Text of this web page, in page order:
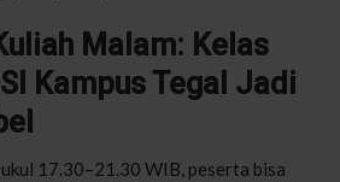
Malam: Kelas
Kampus Tegal Jadi
17.30–21.30 WIB, peserta bisa